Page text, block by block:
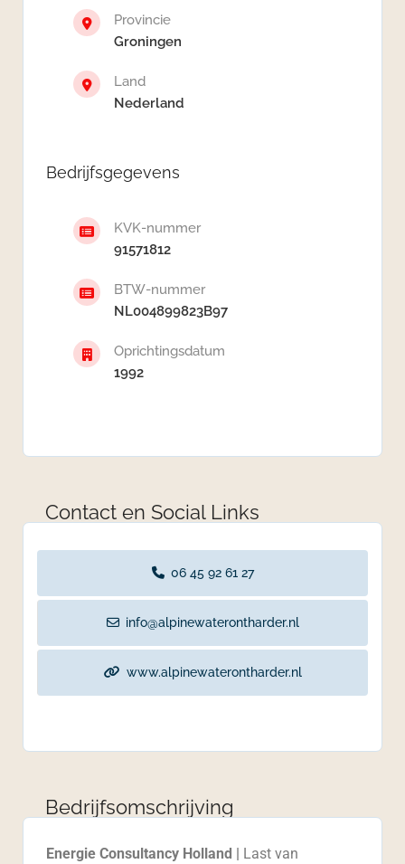
Provincie
Groningen
Land
Nederland
Bedrijfsgegevens
KVK-nummer
91571812
BTW-nummer
NL004899823B97
Oprichtingsdatum
1992
Contact en Social Links
06 45 92 61 27
info@alpinewaterontharder.nl
www.alpinewaterontharder.nl
Bedrijfsomschrijving
Energie Consultancy Holland | Last van